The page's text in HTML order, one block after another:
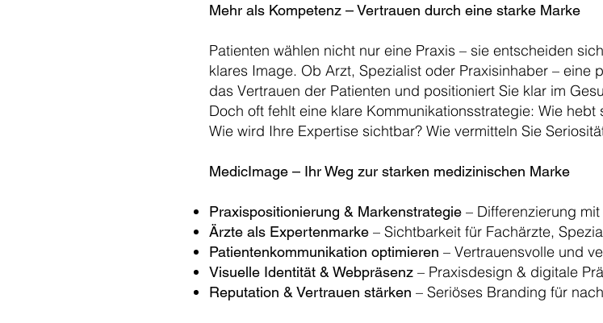
Mehr als Kompetenz – Vertrauen durch eine starke Marke
Patienten wählen nicht nur eine Praxis – sie entscheiden
klares Image. Ob Arzt, Spezialist oder Praxisinhaber – eine
das Vertrauen der Patienten und positioniert Sie klar im
Doch oft fehlt eine klare Kommunikationsstrategie: Wie
Wie wird Ihre Expertise sichtbar? Wie vermitteln Sie
MedicImage – Ihr Weg zur starken medizinischen Marke
Praxispositionierung & Markenstrategie – Differenzierung
Ärzte als Expertenmarke – Sichtbarkeit für Fachärzte,
Patientenkommunikation optimieren – Vertrauensvolle und
Visuelle Identität & Webpräsenz – Praxisdesign & digitale
Reputation & Vertrauen stärken – Seriöses Branding für